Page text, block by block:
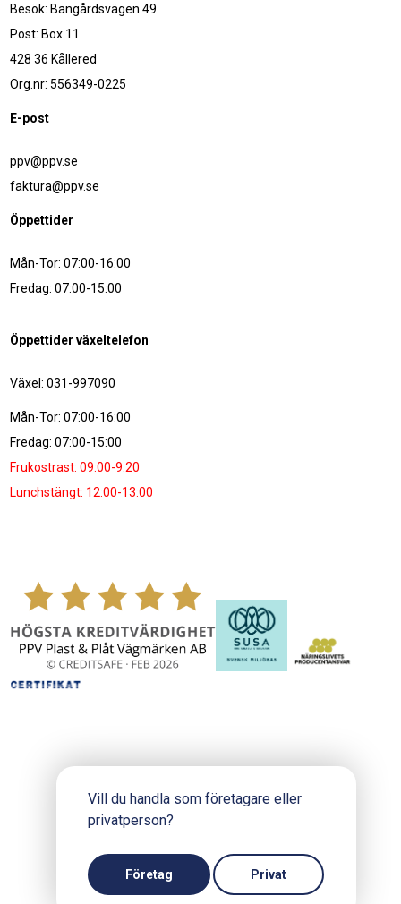
Besök: Bangårdsvägen 49
Post: Box 11
428 36 Kållered
Org.nr: 556349-0225
E-post
ppv@ppv.se
faktura@ppv.se
Öppettider
Mån-Tor: 07:00-16:00
Fredag: 07:00-15:00
Öppettider växeltelefon
Växel: 031-997090
Mån-Tor: 07:00-16:00
Fredag: 07:00-15:00
Frukostrast: 09:00-9:20
Lunchstängt: 12:00-13:00
Produktion och design: Webbpartner
Vill du handla som företagare eller
privatperson?
Företag Privat